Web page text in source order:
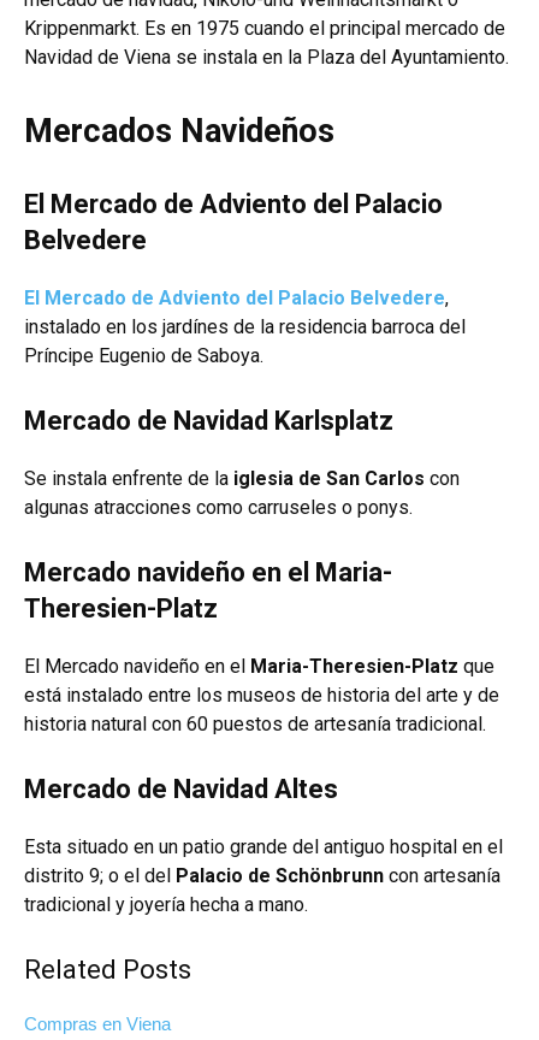
Krippenmarkt. Es en 1975 cuando el principal mercado de
Navidad de Viena se instala en la Plaza del Ayuntamiento.
Mercados Navideños
El Mercado de Adviento del Palacio
Belvedere
El Mercado de Adviento del Palacio Belvedere,
instalado en los jardínes de la residencia barroca del
Príncipe Eugenio de Saboya.
Mercado de Navidad Karlsplatz
Se instala enfrente de la iglesia de San Carlos con
algunas atracciones como carruseles o ponys.
Mercado navideño en el Maria-
Theresien-Platz
El Mercado navideño en el Maria-Theresien-Platz que
está instalado entre los museos de historia del arte y de
historia natural con 60 puestos de artesanía tradicional.
Mercado de Navidad Altes
Esta situado en un patio grande del antiguo hospital en el
distrito 9; o el del Palacio de Schönbrunn con artesanía
tradicional y joyería hecha a mano.
Related Posts
Compras en Viena